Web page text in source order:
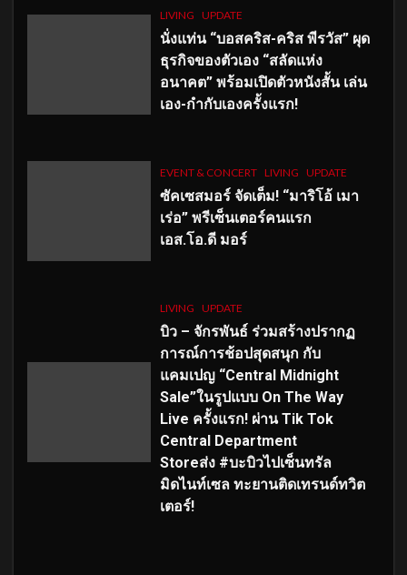
LIVING UPDATE
นั่งแท่น “บอสคริส-คริส พีรวัส” ผุด
ธุรกิจของตัวเอง “สลัดแห่ง
อนาคต” พร้อมเปิดตัวหนังสั้น เล่น
เอง-กำกับเองครั้งแรก!
EVENT & CONCERT LIVING UPDATE
ซัคเซสมอร์ จัดเต็ม! “มาริโอ้ เมา
เร่อ” พรีเซ็นเตอร์คนแรก
เอส.โอ.ดี มอร์
LIVING UPDATE
บิว – จักรพันธ์ ร่วมสร้างปรากฏ
การณ์การช้อปสุดสนุก กับ
แคมเปญ “Central Midnight
Sale”ในรูปแบบ On The Way
Live ครั้งแรก! ผ่าน Tik Tok
Central Department
Storeส่ง #บะบิวไปเซ็นทรัล
มิดไนท์เซล ทะยานติดเทรนด์ทวิต
เตอร์!